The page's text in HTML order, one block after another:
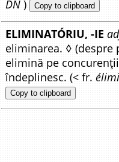
DN ) Copy to clipboard
ELIMINATÓRIU, -IE
eliminarea. ◊ (despre
elimină pe
îndeplinesc. (< fr.
Copy to clipboard